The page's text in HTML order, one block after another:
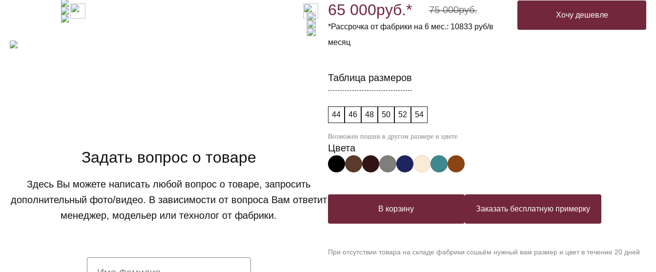
Задать вопрос о товаре
Здесь Вы можете написать любой вопрос о товаре, запросить
дополнительный фото/видео. В зависимости от вопроса Вам ответит
менеджер, модельер или технолог от фабрики.
65 000руб.* 75 000руб.
*Рассрочка от фабрики на 6 мес.: 10833 руб/в
месяц
Хочу дешевле
Таблица размеров
44 46 48 50 52 54
Возможен пошив в другом размере и цвете
Цвета
В корзину Заказать бесплатную примерку
При отсутствии товара на складе фабрики сошьём нужный вам размер и цвет в течение 20 дней